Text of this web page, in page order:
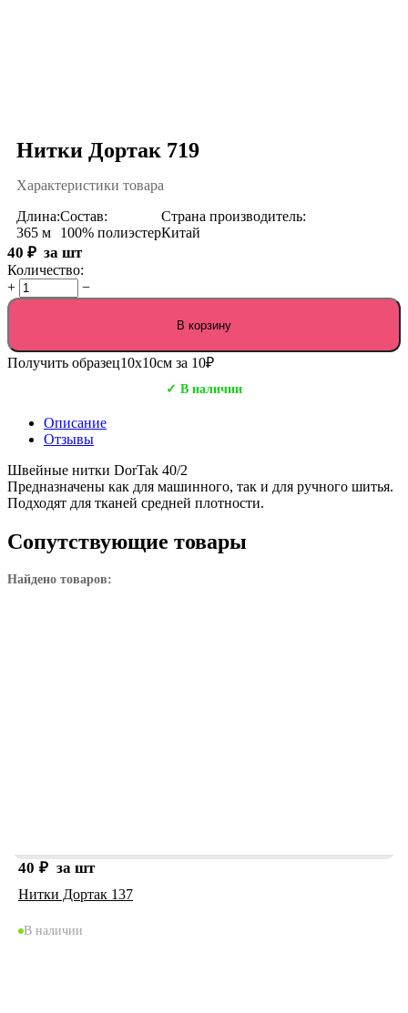
Нитки Дортак 719
Характеристики товара
Длина:
365 м
Состав:
100% полиэстер
Страна производитель:
Китай
40 ₽ за шт
Количество:
+
−
В корзину
Получить образец10х10см за 10₽
✓ В наличии
Описание
Отзывы
Швейные нитки DorTak 40/2
Предназначены как для машинного, так и для ручного шитья.
Подходят для тканей средней плотности.
Сопутствующие товары
Найдено товаров:
40 ₽ за шт
Нитки Дортак 137
В наличии